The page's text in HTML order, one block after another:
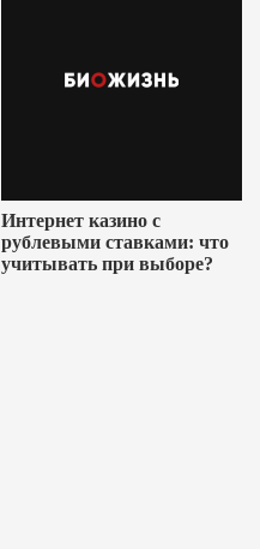
Интернет казино с
рублевыми ставками: что
учитывать при выборе?